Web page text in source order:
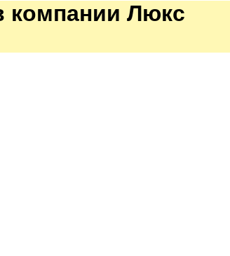
компании Люкс